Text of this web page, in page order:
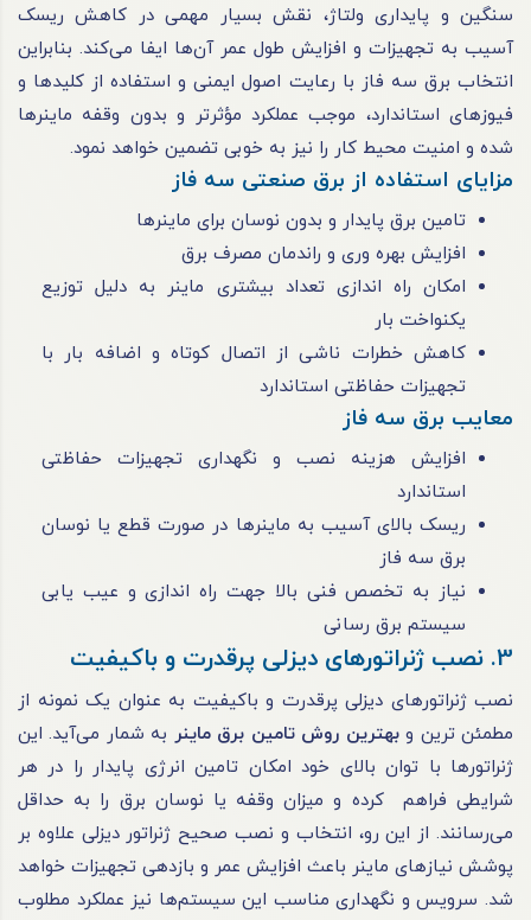
سنگین و پایداری ولتاژ، نقش بسیار مهمی در کاهش ریسک
آسیب به تجهیزات و افزایش طول عمر آن‌ها ایفا می‌کند. بنابراین
انتخاب برق سه فاز با رعایت اصول ایمنی و استفاده از کلیدها و
فیوزهای استاندارد، موجب عملکرد مؤثرتر و بدون وقفه ماینرها
شده و امنیت محیط کار را نیز به خوبی تضمین خواهد نمود.
مزایای استفاده از برق صنعتی سه فاز
تامین برق پایدار و بدون نوسان برای ماینرها
افزایش بهره ‌وری و راندمان مصرف برق
امکان راه ‌اندازی تعداد بیشتری ماینر به دلیل توزیع
یکنواخت بار
کاهش خطرات ناشی از اتصال کوتاه و اضافه بار با
تجهیزات حفاظتی استاندارد
معایب برق سه فاز
افزایش هزینه نصب و نگهداری تجهیزات حفاظتی
استاندارد
ریسک بالای آسیب به ماینرها در صورت قطع یا نوسان
برق سه فاز
نیاز به تخصص فنی بالا جهت راه ‌اندازی و عیب ‌یابی
سیستم برق ‌رسانی
3. نصب ژنراتورهای دیزلی پرقدرت و باکیفیت
نصب ژنراتورهای دیزلی پرقدرت و باکیفیت به عنوان یک نمونه از
مطمئن‌ ترین وبهترین روش تامین برق ماینر به شمار می‌آید. این
ژنراتورها با توان بالای خود امکان تامین انرژی پایدار را در هر
شرایطی فراهم کرده و میزان وقفه یا نوسان برق را به حداقل
می‌رسانند. از این رو، انتخاب و نصب صحیح ژنراتور دیزلی علاوه بر
پوشش نیازهای ماینر باعث افزایش عمر و بازدهی تجهیزات خواهد
شد. سرویس و نگهداری مناسب این سیستم‌ها نیز عملکرد مطلوب